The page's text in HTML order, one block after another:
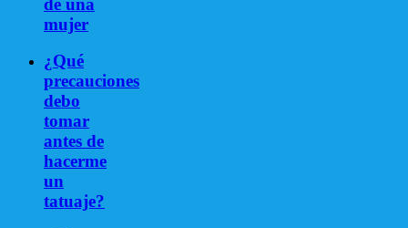
mujer
¿Qué
precauciones
debo
tomar
antes de
hacerme
un
tatuaje?